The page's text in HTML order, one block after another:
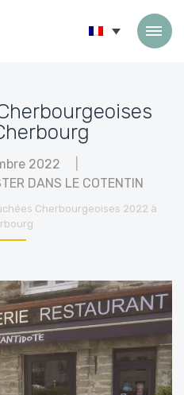
2022
DANS LE COTENTIN
Cherbourgeoises 2022 à